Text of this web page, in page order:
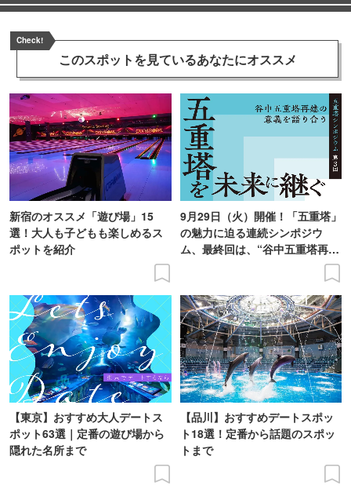
Check!
このスポットを見ているあなたにオススメ
新宿のオススメ「遊び場」15
選！大人も子どもも楽しめるス
ポットを紹介
9月29日（火）開催！「五重塔」
の魅力に迫る連続シンポジウ
ム、最終回は、“谷中五重塔再建
【東京】おすすめ大人デートス
ポット63選｜定番の遊び場から
隠れた名所まで
【品川】おすすめデートスポッ
ト18選！定番から話題のスポッ
トまで